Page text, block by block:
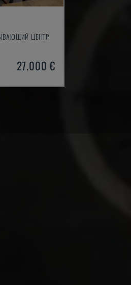
ЦЕНТР
27.000 €